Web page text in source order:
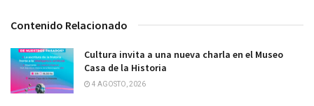
Contenido Relacionado
Cultura invita a una nueva charla en el Museo
Casa de la Historia
4 AGOSTO, 2026